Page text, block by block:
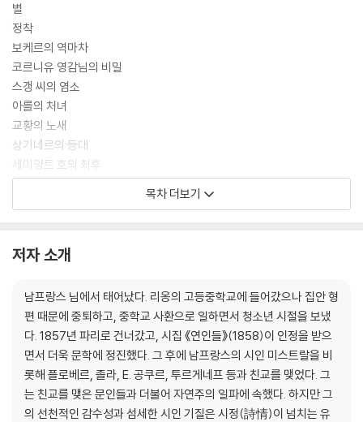
별
정착
보케르의 역마차
코르니유 영감님의 비밀
스갱 씨의 염소
아를의 처녀
교황의 노새
상기네르의 등대
세미양트 호의 최후
세관 선원들
황금 뇌를 가진 남자
오렌지
두 여인숙
밀리아나에서
메뚜기 떼
카마르그에서
막사의 추억
목차 더보기
저자 소개
남프랑스 님에서 태어났다. 리옹의 고등중학교에 들어갔으나 집안 형
편 때문에 중퇴하고, 중학교 사환으로 일하면서 청소년 시절을 보냈
다. 1857년 파리로 건너갔고, 시집 《연인들》(1858)이 인정을 받으
면서 더욱 문학에 정진했다. 그 후에 남프랑스의 시인 미스트랄을 비
롯해 플로베르, 졸라, E. 공쿠르, 투르게네프 등과 친교를 맺었다. 그
는 친교를 맺은 문인들과 더불어 자연주의 일파에 속했다. 하지만 그
의 선천적인 감수성과 섬세한 시인 기질은 시정(詩情)이 넘치는 유